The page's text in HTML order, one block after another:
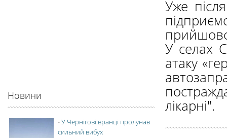
Уже
У селах
атаку
лікарні".
Новини
-У Чернігові вранці пролунав
сильний вибух